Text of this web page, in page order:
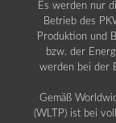
Es werden nur
Betrieb des
Produktion und
bzw. der
werden bei der
Gemäß
(WLTP) ist bei